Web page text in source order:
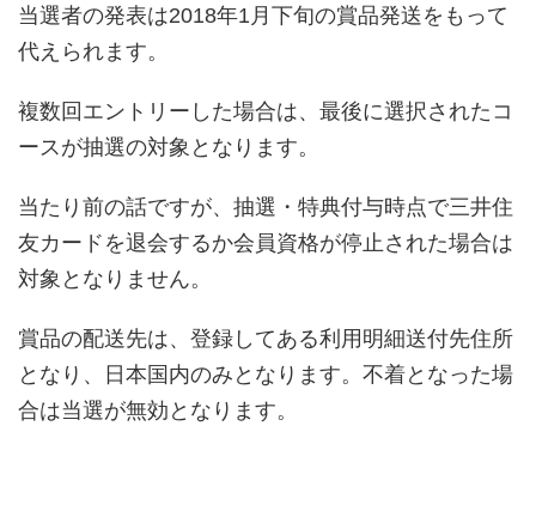
当選者の発表は2018年1月下旬の賞品発送をもって
代えられます。
複数回エントリーした場合は、最後に選択されたコ
ースが抽選の対象となります。
当たり前の話ですが、抽選・特典付与時点で三井住
友カードを退会するか会員資格が停止された場合は
対象となりません。
賞品の配送先は、登録してある利用明細送付先住所
となり、日本国内のみとなります。不着となった場
合は当選が無効となります。